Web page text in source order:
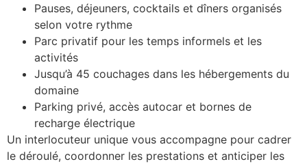
Pauses, déjeuners, cocktails et dîners organisés
selon votre rythme
Parc privatif pour les temps informels et les
activités
Jusqu’à 45 couchages dans les hébergements du
domaine
Parking privé, accès autocar et bornes de
recharge électrique
Un interlocuteur unique vous accompagne pour cadrer
le déroulé, coordonner les prestations et anticiper les